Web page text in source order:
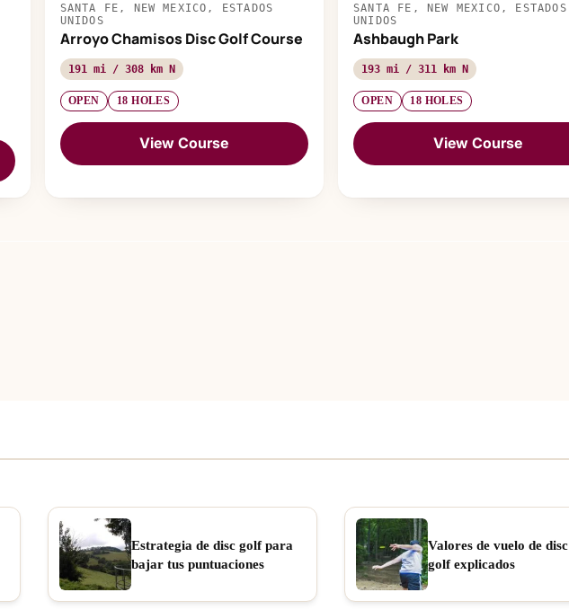
SANTA FE, NEW MEXICO, ESTADOS
UNIDOS
Arroyo Chamisos Disc Golf Course
191 mi / 308 km N
OPEN 18 HOLES
View Course
SANTA FE, NEW MEXICO, ESTADOS
UNIDOS
Ashbaugh Park
193 mi / 311 km N
OPEN 18 HOLES
View Course
Estrategia de disc golf para
bajar tus puntuaciones
Valores de vuelo de disc
golf explicados